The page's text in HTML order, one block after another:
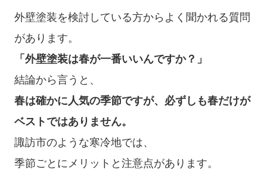
外壁塗装を検討している方からよく聞かれる質問
があります。
「外壁塗装は春が一番いいんですか？」
結論から言うと、
春は確かに人気の季節ですが、必ずしも春だけが
ベストではありません。
諏訪市のような寒冷地では、
季節ごとにメリットと注意点があります。